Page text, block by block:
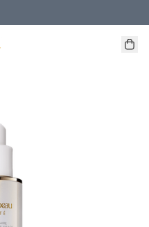
於 本地送貨、本地取貨 )